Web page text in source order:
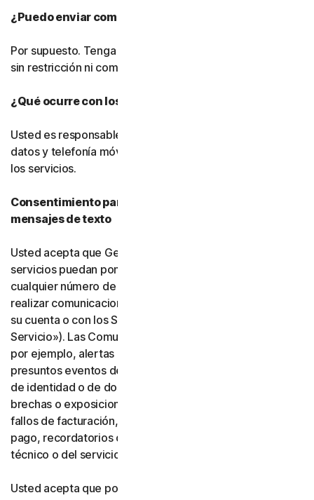
¿Puedo enviar comentarios?
Por supuesto. Tenga en cuenta que podremos utilizarlos
sin restricción ni compensación alguna.
¿Qué ocurre con los cargos por datos?
Usted es responsable de pagar todos los cargos por
datos y telefonía móvil asociados al uso del software y
los servicios.
Consentimiento para llamadas telefónicas y
mensajes de texto
Usted acepta que Gen, sus filiales y sus proveedores de
servicios puedan ponerse en contacto con usted en
cualquier número de teléfono que nos proporcione para
realizar comunicaciones informativas relacionadas con
su cuenta o con los Servicios («Comunicaciones del
Servicio»). Las Comunicaciones del Servicio incluyen,
por ejemplo, alertas de identidad o de transacciones,
presuntos eventos de fraude o seguridad, verificación
de identidad o de dos factores, notificaciones de
brechas o exposiciones de datos, notificaciones de
fallos de facturación, actualizaciones de métodos de
pago, recordatorios de renovación y avisos de soporte
técnico o del servicio.
Usted acepta que podamos realizar Comunicaciones del